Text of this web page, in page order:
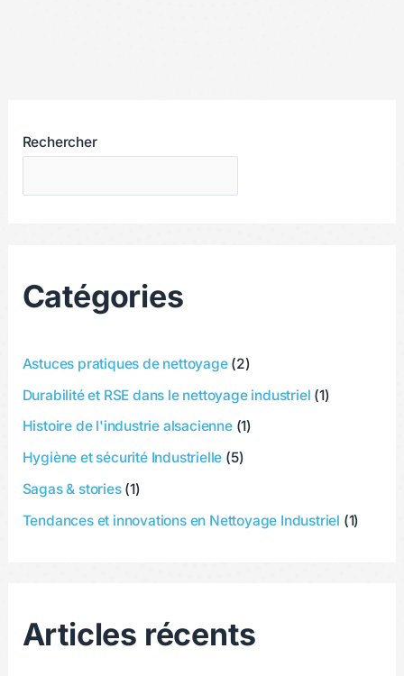
Rechercher
Catégories
Astuces pratiques de nettoyage(2)
Durabilité et RSE dans le nettoyage industriel (1)
Histoire de l'industrie alsacienne(1)
Hygiène et sécurité Industrielle (5)
Sagas & stories(1)
Tendances et innovations en Nettoyage Industriel (1)
Articles récents